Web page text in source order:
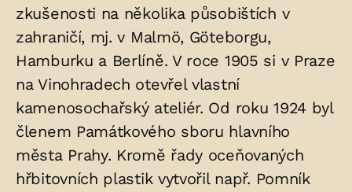
zkušenosti na několika působištích v
zahraničí, mj. v Malmö, Göteborgu,
Hamburku a Berlíně. V roce 1905 si v Praze
na Vinohradech otevřel vlastní
kamenosochařský ateliér. Od roku 1924 byl
členem Památkového sboru hlavního
města Prahy. Kromě řady oceňovaných
hřbitovních plastik vytvořil např. Pomník